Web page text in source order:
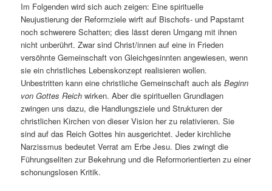
Im Folgenden wird sich auch zeigen: Eine spirituelle
Neujustierung der Reformziele wirft auf Bischofs- und Papstamt
noch schwerere Schatten; dies lässt deren Umgang mit ihnen
nicht unberührt. Zwar sind Christ/innen auf eine in Frieden
versöhnte Gemeinschaft von Gleichgesinnten angewiesen, wenn
sie ein christliches Lebenskonzept realisieren wollen.
Unbestritten kann eine christliche Gemeinschaft auch alsBeginn
von Gottes Reich wirken. Aber die spirituellen Grundlagen
zwingen uns dazu, die Handlungsziele und Strukturen der
christlichen Kirchen von dieser Vision her zu relativieren. Sie
sind auf das Reich Gottes hin ausgerichtet. Jeder kirchliche
Narzissmus bedeutet Verrat am Erbe Jesu. Dies zwingt die
Führungseliten zur Bekehrung und die Reformorientierten zu einer
schonungslosen Kritik.